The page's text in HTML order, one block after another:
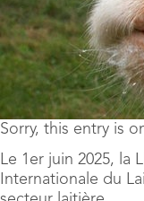
Sorry, this entry is
Le 1er juin 2025, la
Internationale du